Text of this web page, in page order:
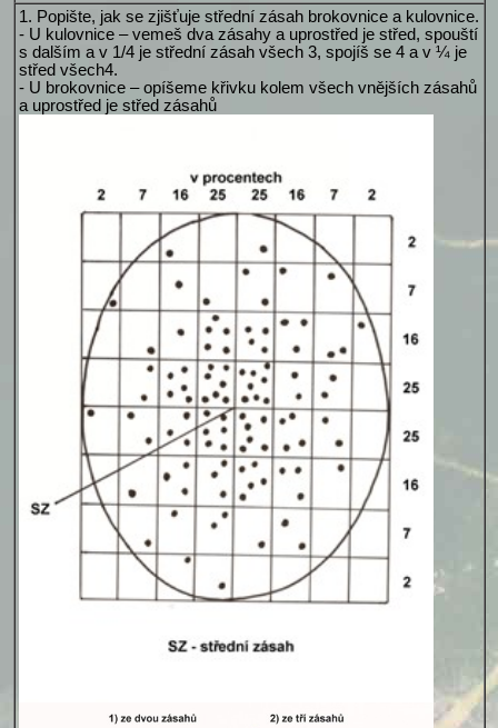
1. Popište, jak se zjišťuje střední zásah brokovnice a kulovnice.
- U kulovnice – vemeš dva zásahy a uprostřed je střed, spouští
s dalším a v 1/4 je střední zásah všech 3, spojíš se 4 a v ¼ je
střed všech4.
- U brokovnice – opíšeme křivku kolem všech vnějších zásahů
a uprostřed je střed zásahů